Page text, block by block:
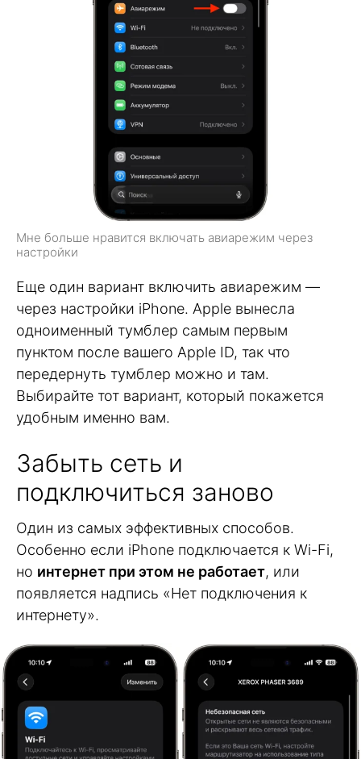
Мне больше нравится включать авиарежим через
настройки
Еще один вариант включить авиарежим —
через настройки iPhone. Apple вынесла
одноименный тумблер самым первым
пунктом после вашего Apple ID, так что
передернуть тумблер можно и там.
Выбирайте тот вариант, который покажется
удобным именно вам.
Забыть сеть и
подключиться заново
Один из самых эффективных способов.
Особенно если iPhone подключается к Wi-Fi,
но интернет при этом не работает, или
появляется надпись «Нет подключения к
интернету».